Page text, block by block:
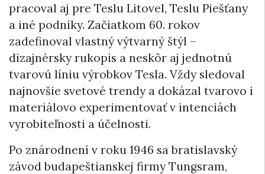
pracoval aj pre Teslu Litovel, Teslu Piešťany
a iné podniky. Začiatkom 60. rokov
zadefinoval vlastný výtvarný štýl –
dizajnérsky rukopis a neskôr aj jednotnú
tvarovú líniu výrobkov Tesla. Vždy sledoval
najnovšie svetové trendy a dokázal tvarovo i
materiálovo experimentovať v intenciách
vyrobiteľnosti a účelnosti.
Po znárodnení v roku 1946 sa bratislavský
závod budapeštianskej firmy Tungsram,